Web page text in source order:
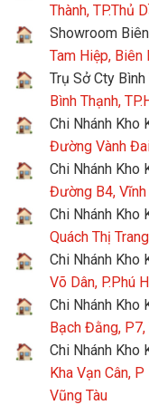
Thành, TP.Thủ
Showroom
Tam Hiệp,
Trụ Sở Cty Bình
Bình Thạnh,
Chi Nhánh Kho
Đường Vành
Chi Nhánh Kho
Đường B4, Vĩnh
Chi Nhánh Kho
Quách Thị
Chi Nhánh Kho
Võ Dân, P.Phú
Chi Nhánh Kho
Bạch Đằng,
Chi Nhánh Kho
Kha Vạn Cân,
Vũng Tàu